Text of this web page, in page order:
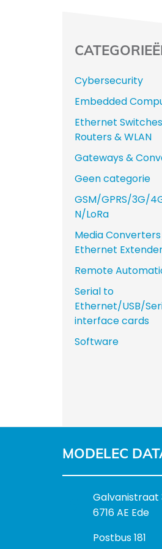
Cybersecurity
Embedded
Ethernet
Routers & WLAN
Gateways &
Geen categorie
GSM/GPRS/3G/
N/LoRa
Media
Ethernet
Remote
Serial to
Ethernet/USB/
interface cards
Software
MODELEC
B
e
o
Galvanistraat
6716 AE Ede
P
Postbus 181